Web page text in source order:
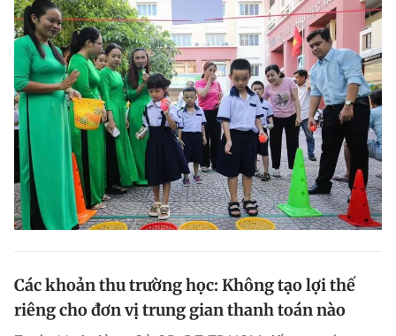
Các khoản thu trường học: Không tạo lợi thế
riêng cho đơn vị trung gian thanh toán nào